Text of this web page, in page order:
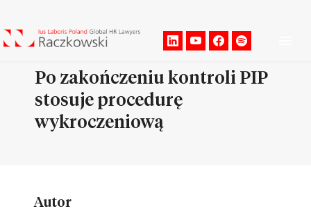
Po zakończeniu kontroli PIP
stosuje procedurę
wykroczeniową
Autor